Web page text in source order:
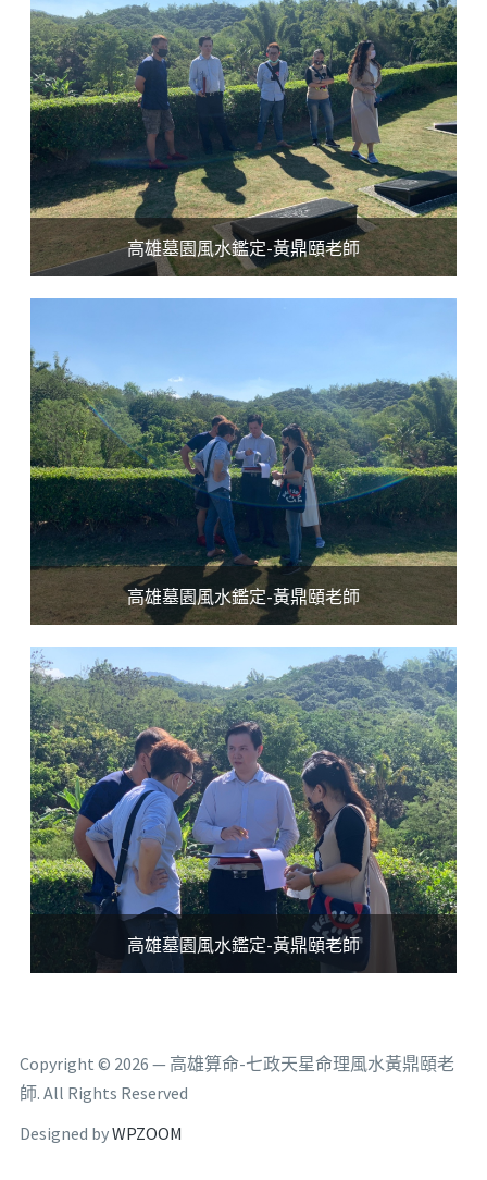
高雄墓園風水鑑定-黃鼎頤老師
高雄墓園風水鑑定-黃鼎頤老師
高雄墓園風水鑑定-黃鼎頤老師
Copyright © 2026 — 高雄算命-七政天星命理風水黃鼎頤老
師. All Rights Reserved
Designed byWPZOOM